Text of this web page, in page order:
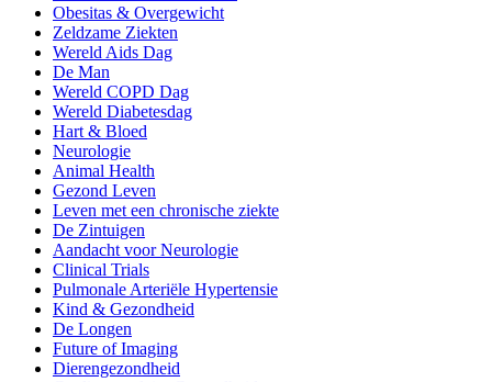
Obesitas & Overgewicht
Zeldzame Ziekten
Wereld Aids Dag
De Man
Wereld COPD Dag
Wereld Diabetesdag
Hart & Bloed
Neurologie
Animal Health
Gezond Leven
Leven met een chronische ziekte
De Zintuigen
Aandacht voor Neurologie
Clinical Trials
Pulmonale Arteriële Hypertensie
Kind & Gezondheid
De Longen
Future of Imaging
Dierengezondheid